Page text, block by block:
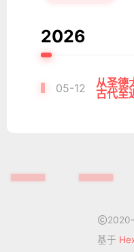
2026
05-12
从圣德
古代至
基于